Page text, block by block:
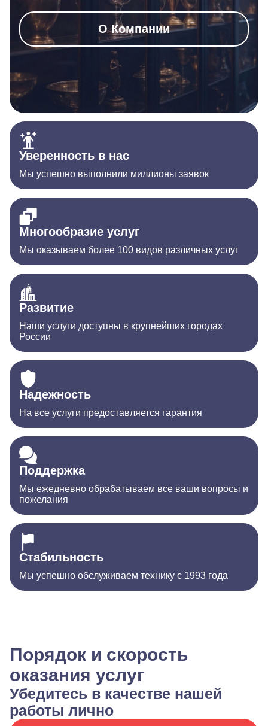
О Компании
Уверенность в нас
Мы успешно выполнили миллионы заявок
Многообразие услуг
Мы оказываем более 100 видов различных услуг
Развитие
Наши услуги доступны в крупнейших городах
России
Надежность
На все услуги предоставляется гарантия
Поддержка
Мы ежедневно обрабатываем все ваши вопросы и
пожелания
Стабильность
Мы успешно обслуживаем технику с 1993 года
Порядок и скорость
оказания услуг
Убедитесь в качестве нашей
работы лично